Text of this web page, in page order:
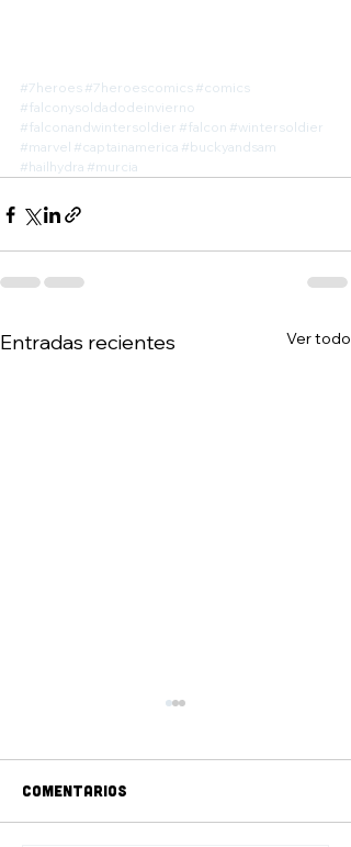
#7heroes #7heroescomics #comics
#falconysoldadodeinvierno
#falconandwintersoldier #falcon #wintersoldier
#marvel #captainamerica #buckyandsam
#hailhydra #murcia
Entradas recientes Ver todo
Comentarios